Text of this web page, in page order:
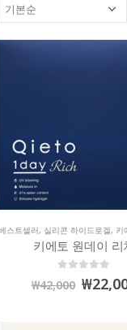
스트셀러, 실리콘 하이드로겔, 키
키에토 원데이 리
out of 5
₩42,000 ₩